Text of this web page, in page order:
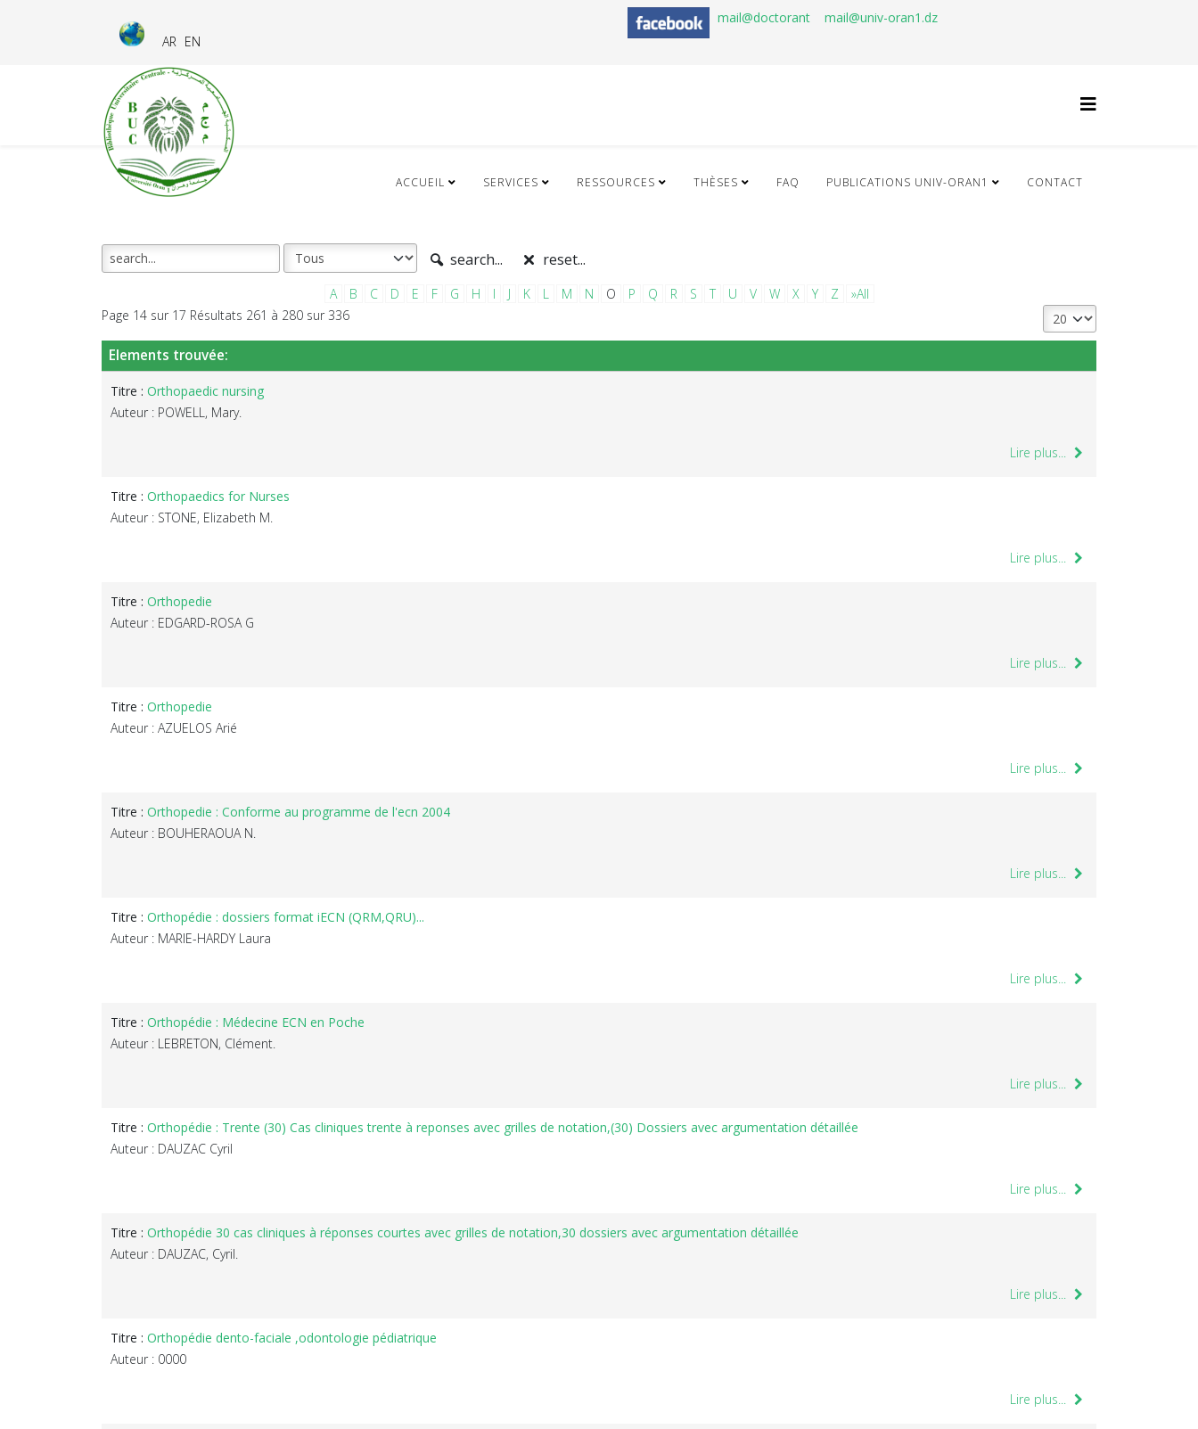
AR EN
mail@doctorant mail@univ-oran1.dz
ACCUEIL SERVICES RESSOURCES THÈSES FAQ PUBLICATIONS UNIV-ORAN1 CONTACT
search... reset...
A B C D E F G H I J K L M N O P Q R S T U V W X Y Z
»All
Page 14 sur 17 Résultats 261 à 280 sur 336
Elements trouvée:
Titre : Orthopaedic nursing
Auteur : POWELL, Mary.
Lire plus...
Titre : Orthopaedics for Nurses
Auteur : STONE, Elizabeth M.
Lire plus...
Titre : Orthopedie
Auteur : EDGARD-ROSA G
Lire plus...
Titre : Orthopedie
Auteur : AZUELOS Arié
Lire plus...
Titre : Orthopedie : Conforme au programme de l'ecn 2004
Auteur : BOUHERAOUA N.
Lire plus...
Titre : Orthopédie : dossiers format iECN (QRM,QRU)...
Auteur : MARIE-HARDY Laura
Lire plus...
Titre : Orthopédie : Médecine ECN en Poche
Auteur : LEBRETON, Clément.
Lire plus...
Titre : Orthopédie : Trente (30) Cas cliniques trente à reponses avec grilles de notation,(30) Dossiers avec argumentation détaillée
Auteur : DAUZAC Cyril
Lire plus...
Titre : Orthopédie 30 cas cliniques à réponses courtes avec grilles de notation,30 dossiers avec argumentation détaillée
Auteur : DAUZAC, Cyril.
Lire plus...
Titre : Orthopédie dento-faciale ,odontologie pédiatrique
Auteur : 0000
Lire plus...